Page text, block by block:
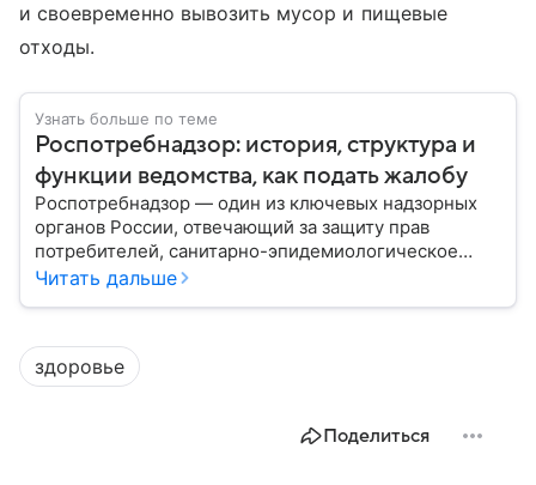
и своевременно вывозить мусор и пищевые
отходы.
Узнать больше по теме
Роспотребнадзор: история, структура и
функции ведомства, как подать жалобу
Роспотребнадзор — один из ключевых надзорных
органов России, отвечающий за защиту прав
потребителей, санитарно-эпидемиологическое
благополучие населения и контроль соблюдения
руководит им сегодня.
Читать дальше
здоровье
Поделиться